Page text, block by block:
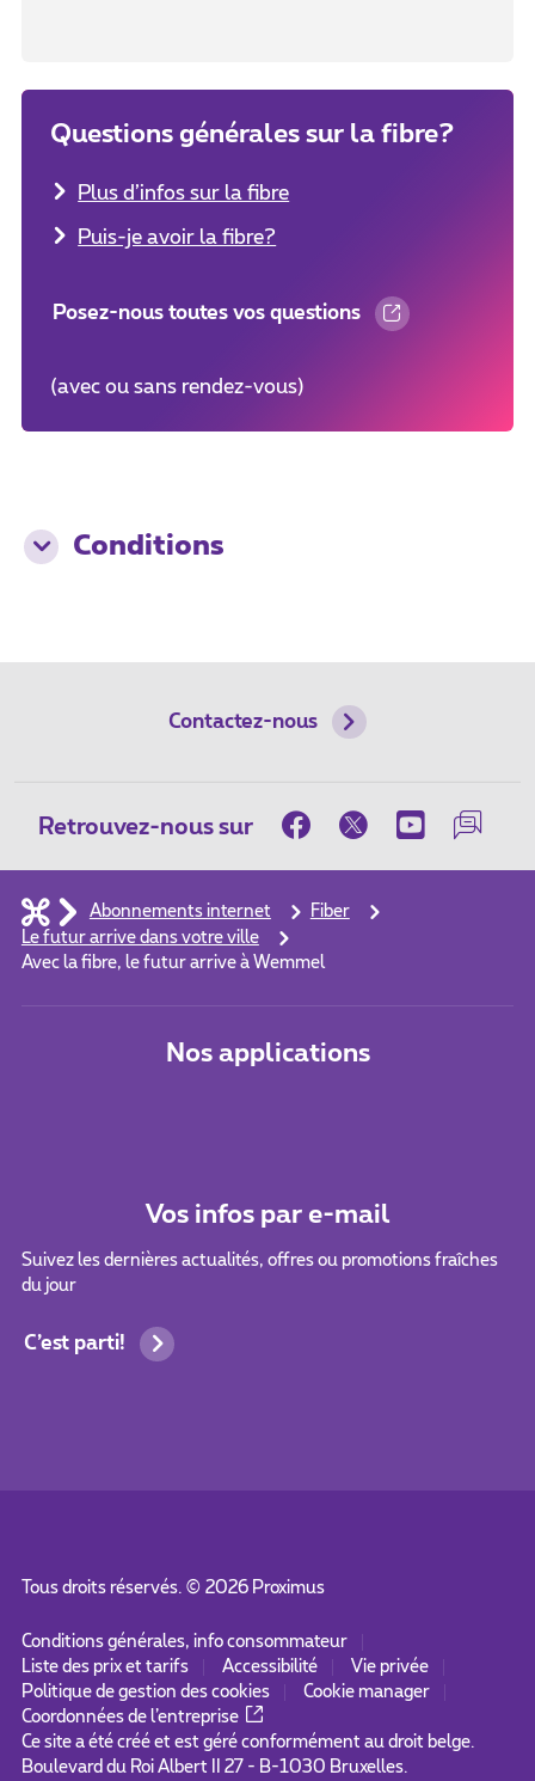
Questions générales sur la fibre?
Plus d’infos sur la fibre
Puis-je avoir la fibre?
Posez-nous toutes vos questions
(avec ou sans rendez-vous)
Conditions
Contactez-nous
Retrouvez-nous sur
Abonnements internet
Fiber
Le futur arrive dans votre ville
Avec la fibre, le futur arrive à Wemmel
Nos applications
Vos infos par e-mail
Suivez les dernières actualités, offres ou promotions fraîches
du jour
C’est parti!
Tous droits réservés. © 2026Proximus
Conditions générales, info consommateur
Liste des prix et tarifs
Accessibilité
Vie privée
Politique de gestion des cookies
Cookie manager
Coordonnées de l’entreprise
Ce site a été créé et est géré conformément au droit belge.
Boulevard du Roi Albert II 27 - B-1030 Bruxelles.